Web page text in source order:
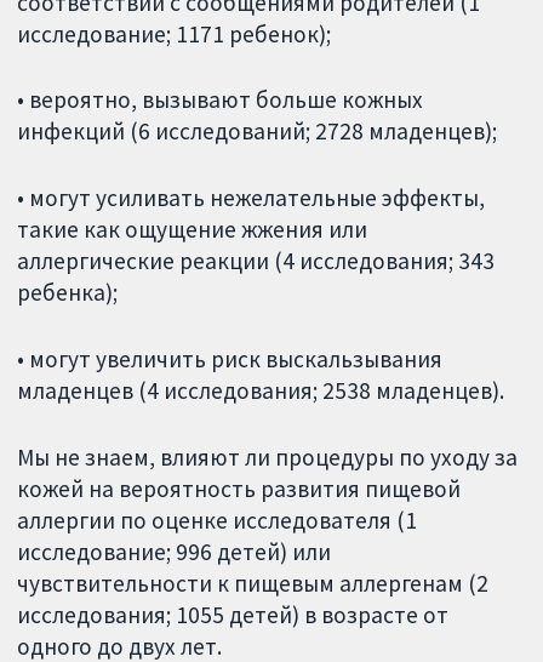
исследование; 1171 ребенок);
• вероятно, вызывают больше кожных
инфекций (6 исследований; 2728 младенцев);
• могут усиливать нежелательные эффекты,
такие как ощущение жжения или
аллергические реакции (4 исследования; 343
ребенка);
• могут увеличить риск выскальзывания
младенцев (4 исследования; 2538 младенцев).
Мы не знаем, влияют ли процедуры по уходу за
кожей на вероятность развития пищевой
аллергии по оценке исследователя (1
исследование; 996 детей) или
чувствительности к пищевым аллергенам (2
исследования; 1055 детей) в возрасте от
одного до двух лет.